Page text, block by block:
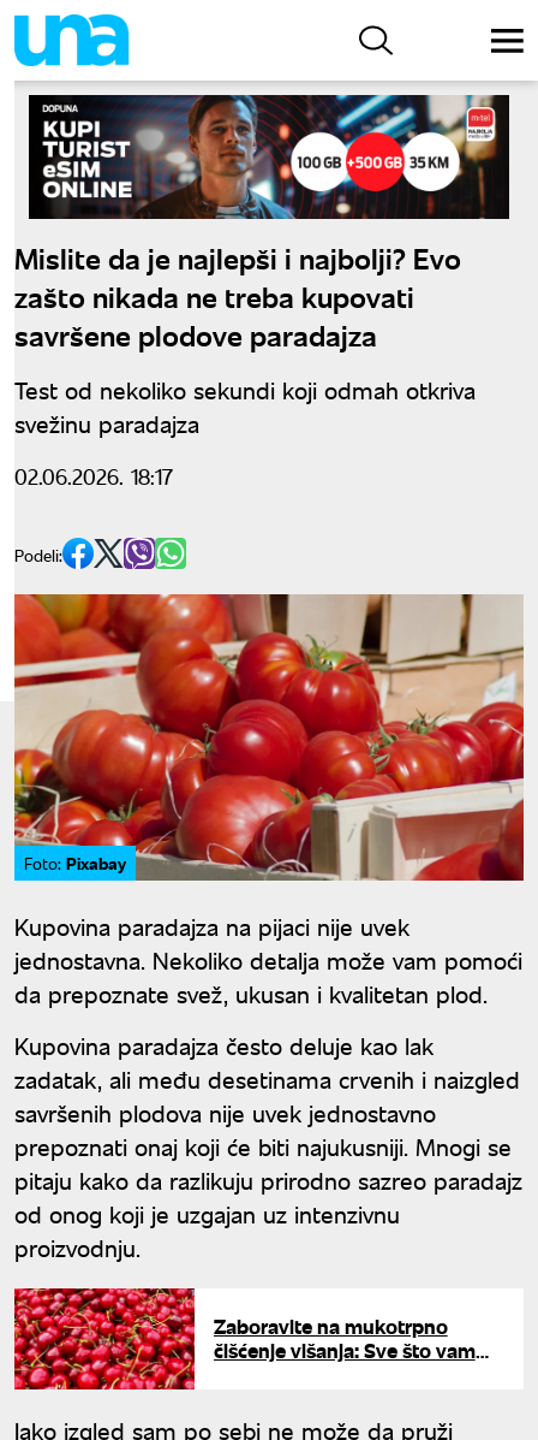
Mislite da je najlepši i najbolji? Evo
zašto nikada ne treba kupovati
savršene plodove paradajza
Test od nekoliko sekundi koji odmah otkriva
svežinu paradajza
02.06.2026. 18:17
Podeli:
Foto: Pixabay
Kupovina paradajza na pijaci nije uvek
jednostavna. Nekoliko detalja može vam pomoći
da prepoznate svež, ukusan i kvalitetan plod.
Kupovina paradajza često deluje kao lak
zadatak, ali među desetinama crvenih i naizgled
savršenih plodova nije uvek jednostavno
prepoznati onaj koji će biti najukusniji. Mnogi se
pitaju kako da razlikuju prirodno sazreo paradajz
od onog koji je uzgajan uz intenzivnu
proizvodnju.
Zaboravite na mukotrpno
čišćenje višanja: Sve što vam
Iako izgled sam po sebi ne može da pruži